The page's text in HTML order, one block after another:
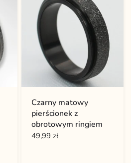
Czarny matowy
pierścionek z
obrotowym ringiem
49,99 zł